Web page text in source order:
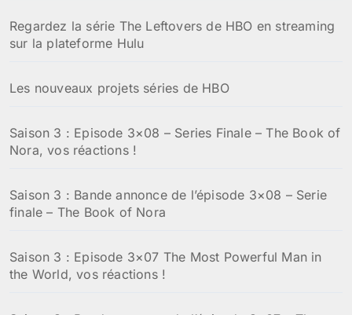
Regardez la série The Leftovers de HBO en streaming
sur la plateforme Hulu
Les nouveaux projets séries de HBO
Saison 3 : Episode 3×08 – Series Finale – The Book of
Nora, vos réactions !
Saison 3 : Bande annonce de l’épisode 3×08 – Serie
finale – The Book of Nora
Saison 3 : Episode 3×07 The Most Powerful Man in
the World, vos réactions !